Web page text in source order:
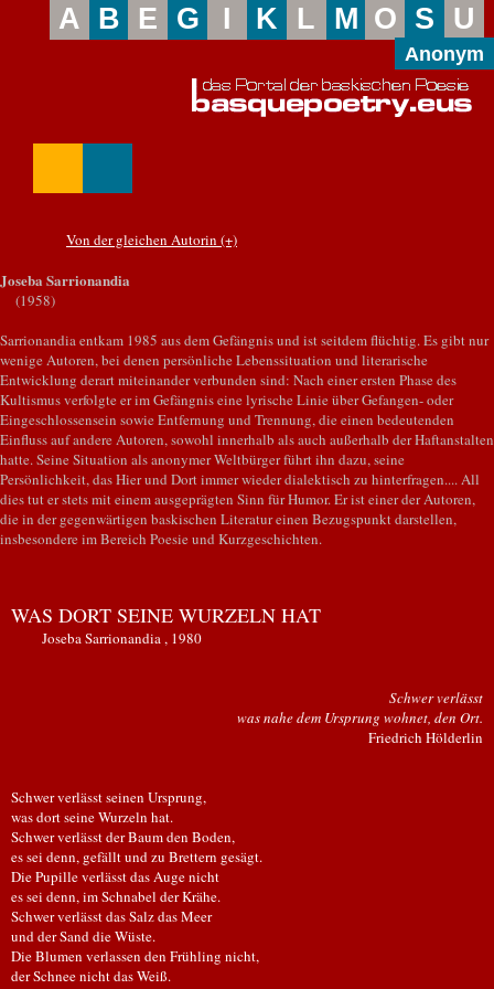
A B E G I K L M O S U
Anonym
Von der gleichen Autorin (+)
Joseba Sarrionandia
(1958)
Sarrionandia entkam 1985 aus dem Gefängnis und ist seitdem flüchtig. Es gibt nur
wenige Autoren, bei denen persönliche Lebenssituation und literarische
Entwicklung derart miteinander verbunden sind: Nach einer ersten Phase des
Kultismus verfolgte er im Gefängnis eine lyrische Linie über Gefangen- oder
Eingeschlossensein sowie Entfernung und Trennung, die einen bedeutenden
Einfluss auf andere Autoren, sowohl innerhalb als auch außerhalb der Haftanstalten
hatte. Seine Situation als anonymer Weltbürger führt ihn dazu, seine
Persönlichkeit, das Hier und Dort immer wieder dialektisch zu hinterfragen.... All
dies tut er stets mit einem ausgeprägten Sinn für Humor. Er ist einer der Autoren,
die in der gegenwärtigen baskischen Literatur einen Bezugspunkt darstellen,
insbesondere im Bereich Poesie und Kurzgeschichten.
WAS DORT SEINE WURZELN HAT
Joseba Sarrionandia , 1980
Schwer verlässt
was nahe dem Ursprung wohnet, den Ort.
Friedrich Hölderlin
Schwer verlässt seinen Ursprung,
was dort seine Wurzeln hat.
Schwer verlässt der Baum den Boden,
es sei denn, gefällt und zu Brettern gesägt.
Die Pupille verlässt das Auge nicht
es sei denn, im Schnabel der Krähe.
Schwer verlässt das Salz das Meer
und der Sand die Wüste.
Die Blumen verlassen den Frühling nicht,
der Schnee nicht das Weiß.